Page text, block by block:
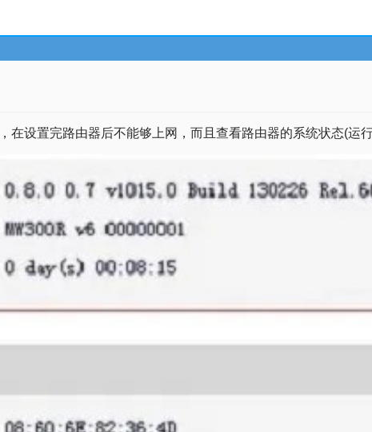
设置完路由器后不能够上网，而且查看路由器的系统状态(运